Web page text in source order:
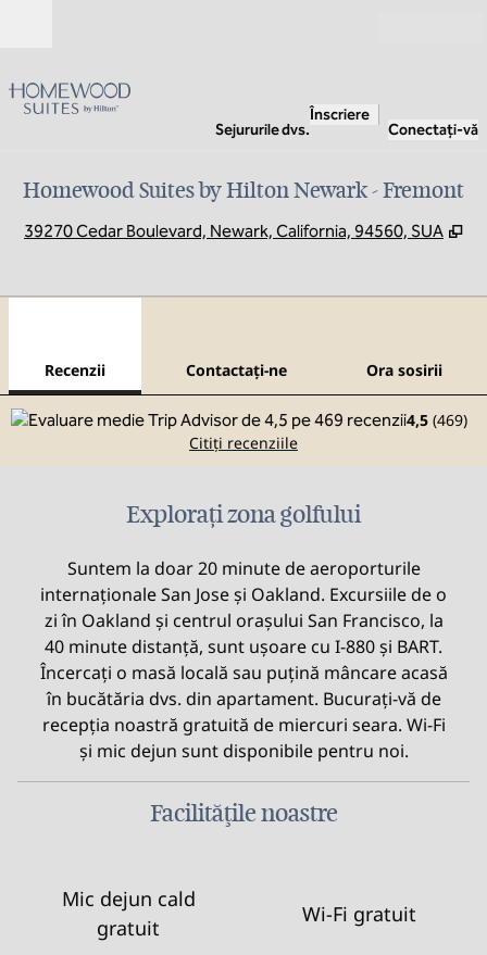
Sejururile dvs.
Înscriere
Conectați-vă
Homewood Suites by Hilton Newark - Fremont
39270 Cedar Boulevard, Newark, California, 94560, SUA ,
Recenzii Contactaţi-ne Ora sosirii
4,5 (469)
Citiți recenziile
Explorați zona golfului
Suntem la doar 20 minute de aeroporturile
internaționale San Jose și Oakland. Excursiile de o
zi în Oakland și centrul orașului San Francisco, la
40 minute distanță, sunt ușoare cu I-880 și BART.
Încercați o masă locală sau puțină mâncare acasă
în bucătăria dvs. din apartament. Bucurați-vă de
recepția noastră gratuită de miercuri seara. Wi-Fi
și mic dejun sunt disponibile pentru noi.
Facilităţile noastre
Mic dejun cald
gratuit
Wi-Fi gratuit